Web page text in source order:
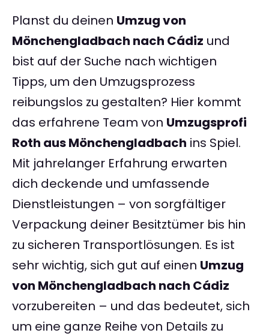
Planst du deinen Umzug von
Mönchengladbach nach Cádiz und
bist auf der Suche nach wichtigen
Tipps, um den Umzugsprozess
reibungslos zu gestalten? Hier kommt
das erfahrene Team von Umzugsprofi
Roth aus Mönchengladbach ins Spiel.
Mit jahrelanger Erfahrung erwarten
dich deckende und umfassende
Dienstleistungen – von sorgfältiger
Verpackung deiner Besitztümer bis hin
zu sicheren Transportlösungen. Es ist
sehr wichtig, sich gut auf einen Umzug
von Mönchengladbach nach Cádiz
vorzubereiten – und das bedeutet, sich
um eine ganze Reihe von Details zu